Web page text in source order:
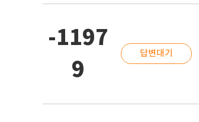
-1197
9
답변대기